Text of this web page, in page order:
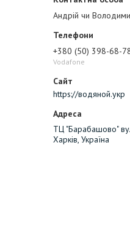
Андрій чи
+380 (50) 398-68-
Vodafone
https://водяной.укр
ТЦ "Барабашово"
Харків, Україна